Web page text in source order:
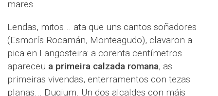
mares.
Lendas, mitos... ata que uns cantos soñadores
(Esmorís Rocamán, Monteagudo), clavaron a
pica en Langosteira: a corenta centímetros
apareceu a primeira calzada romana, as
primeiras vivendas, enterramentos con tezas
planas... Dugium. Un dos alcaldes con máis